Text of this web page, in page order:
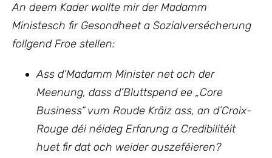
An deem Kader wollte mir der Madamm
Ministesch fir Gesondheet a Sozialversécherung
follgend Froe stellen:
Ass d’Madamm Minister net och der
Meenung, dass d’Bluttspend ee „Core
Business“ vum Roude Kräiz ass, an d’Croix-
Rouge déi néideg Erfarung a Credibilitéit
huet fir dat och weider auszeféieren?